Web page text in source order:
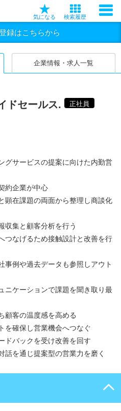
気になる 検索履歴
録はこちらから
企業情報・求人一覧
ドセールス.
正社員
グサービスの提案に向けた内勤営
約企業が中心
顕在課題の両面から整理し商談化
収集と顧客分析を行う
つなげるため接触設計と改善を行
事例や過去データも参照しアウト
ニケーションで課題を聞き取り最
顧客の温度感を高める
を確保し営業機会へつなぐ
ドバックを受け改善を回す
話を通じ提案型の営業力を磨く